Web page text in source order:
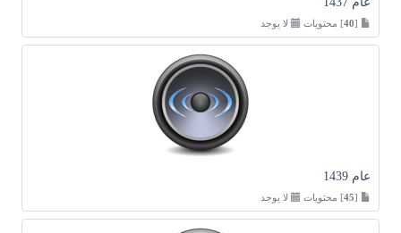
[
40] محتويات لا يوجد
عام 1439
[
45] محتويات لا يوجد